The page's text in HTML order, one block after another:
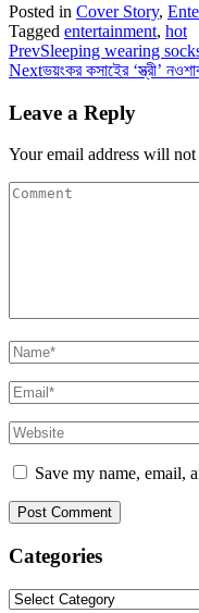
Posted in Cover Story,
Tagged entertainment, hot
PrevSleeping wearing
Nextভয়ংকর কসাইের ‘স্ত্রী’
Leave a Reply
Your email address will not
Save my name, email,
Categories
Categories